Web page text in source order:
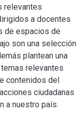
relevantes
a docentes
de espacios de
son una selección
plantean una
relevantes
contenidos del
ciudadanas
a nuestro país.